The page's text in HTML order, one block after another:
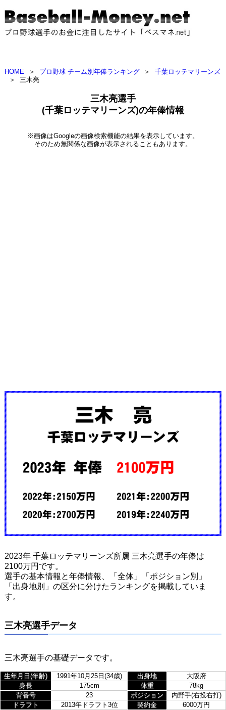
HOME ＞ プロ野球 チーム別年俸ランキング ＞
千葉ロッテマリーンズ
＞
三木亮
三木亮選手
(千葉ロッテマリーンズ)の年俸情報
※画像はGoogleの画像検索機能の結果を表示しています。
そのため無関係な画像が表示されることもあります。
2023年 千葉ロッテマリーンズ所属 三木亮選手の年俸は
2100万円です。
選手の基本情報と年俸情報、「全体」「ポジション別」
「出身地別」の区分に分けたランキングを掲載していま
す。
三木亮選手データ
三木亮選手の基礎データです。
生年月日(年齢) 1991年10月25日(34歳) 出身地
大阪府
身長
175cm 体重
78kg
背番号
23 ポジション
内野手(右投右打)
ドラフト
2013年ドラフト3位 契約金
6000万円